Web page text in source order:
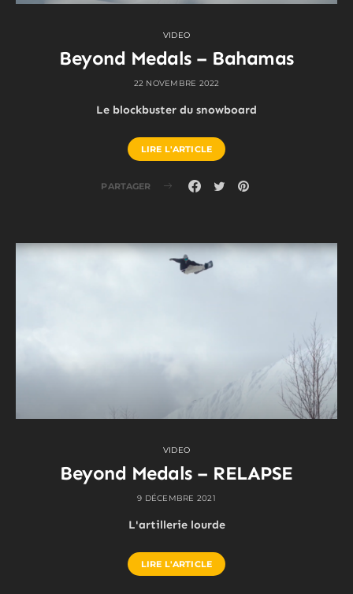
VIDEO
Beyond Medals – Bahamas
22 NOVEMBRE 2022
Le blockbuster du snowboard
LIRE L'ARTICLE
PARTAGER
VIDEO
Beyond Medals – RELAPSE
9 DÉCEMBRE 2021
L'artillerie lourde
LIRE L'ARTICLE